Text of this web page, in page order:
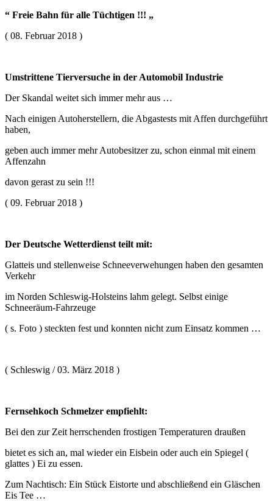
“ Freie Bahn für alle Tüchtigen !!! „
( 08. Februar 2018 )
Umstrittene Tierversuche in der Automobil Industrie
Der Skandal weitet sich immer mehr aus …
Nach einigen Autoherstellern, die Abgastests mit Affen durchgeführt
haben,
geben auch immer mehr Autobesitzer zu, schon einmal mit einem
Affenzahn
davon gerast zu sein !!!
( 09. Februar 2018 )
Der Deutsche Wetterdienst teilt mit:
Glatteis und stellenweise Schneeverwehungen haben den gesamten
Verkehr
im Norden Schleswig-Holsteins lahm gelegt. Selbst einige
Schneeräum-Fahrzeuge
( s. Foto ) steckten fest und konnten nicht zum Einsatz kommen …
( Schleswig / 03. März 2018 )
Fernsehkoch Schmelzer empfiehlt:
Bei den zur Zeit herrschenden frostigen Temperaturen draußen
bietet es sich an, mal wieder ein Eisbein oder auch ein Spiegel (
glattes ) Ei zu essen.
Zum Nachtisch: Ein Stück Eistorte und abschließend ein Gläschen
Eis Tee …